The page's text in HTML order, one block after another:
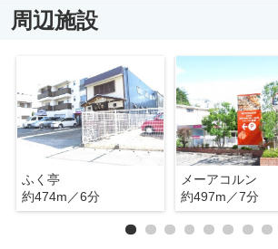
周辺施設
ふく亭
約474m／6分
メーアコルン
約497m／7分